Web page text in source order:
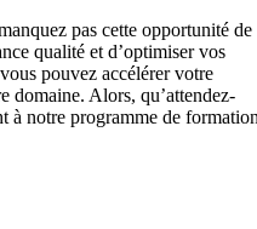
pas cette opportunité de
qualité et d’optimiser vos
pouvez accélérer votre
domaine. Alors, qu’attendez-
à notre programme de